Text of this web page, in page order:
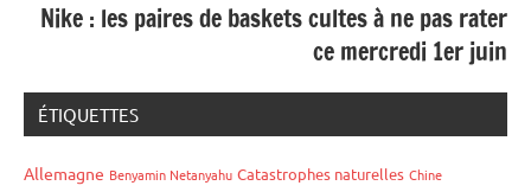
Nike : les paires de baskets cultes à ne pas rater
ce mercredi 1er juin
ÉTIQUETTES
Allemagne Benyamin Netanyahu Catastrophes naturelles Chine